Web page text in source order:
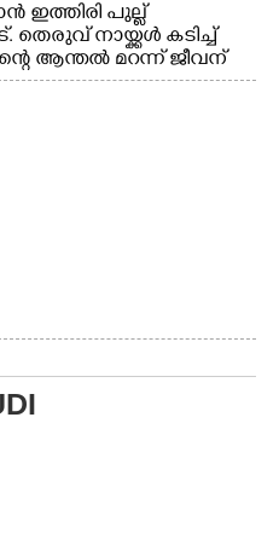
ഇത്തിരി പുല്ല്
നായ്ക്കൾ കടിച്ച്
ആന്തൽ മറന്ന് ജീവന്
വാത്തുരുത്തിയിൽ